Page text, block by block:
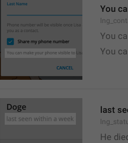
You
You
You
last
He